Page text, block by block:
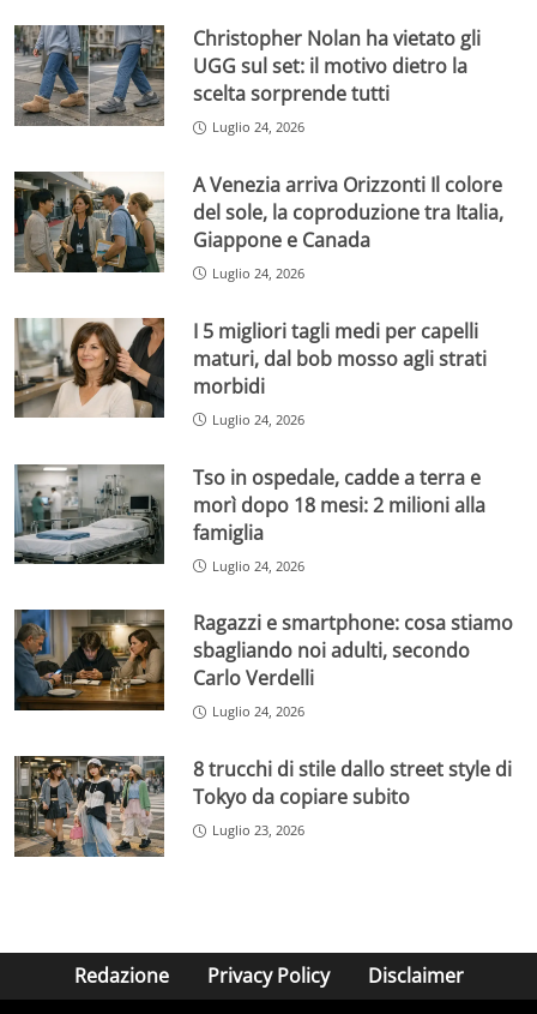
Christopher Nolan ha vietato gli
UGG sul set: il motivo dietro la
scelta sorprende tutti
Luglio 24, 2026
A Venezia arriva Orizzonti Il colore
del sole, la coproduzione tra Italia,
Giappone e Canada
Luglio 24, 2026
I 5 migliori tagli medi per capelli
maturi, dal bob mosso agli strati
morbidi
Luglio 24, 2026
Tso in ospedale, cadde a terra e
morì dopo 18 mesi: 2 milioni alla
famiglia
Luglio 24, 2026
Ragazzi e smartphone: cosa stiamo
sbagliando noi adulti, secondo
Carlo Verdelli
Luglio 24, 2026
8 trucchi di stile dallo street style di
Tokyo da copiare subito
Luglio 23, 2026
Redazione Privacy Policy Disclaimer